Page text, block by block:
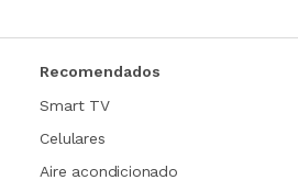
Recomendados
Smart TV
Celulares
Aire acondicionado